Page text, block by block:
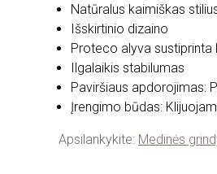
Natūralus kaimiškas
Išskirtinio dizaino
Proteco alyva sustiprinta
Ilgalaikis stabilumas
Paviršiaus apdorojimas:
Įrengimo būdas:
Apsilankykite: Medinės